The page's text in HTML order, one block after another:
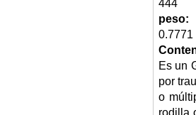
444
peso:
0.7771
Es un
por
o
rodilla